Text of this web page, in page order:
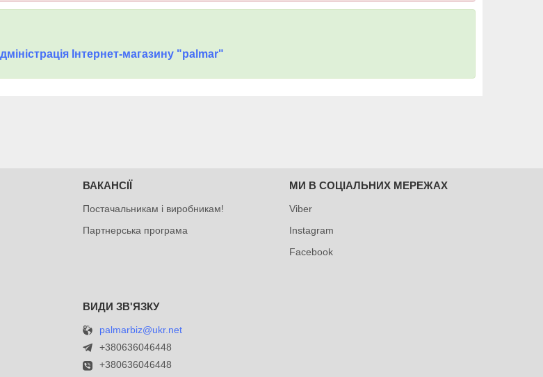
Інтернет-магазину "palmar"
ВАКАНСІЇ
Постачальникам і виробникам!
Партнерська програма
МИ В СОЦІАЛЬНИХ МЕРЕЖАХ
Viber
Instagram
Facebook
palmarbiz@ukr.net
+380636046448
+380636046448